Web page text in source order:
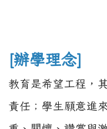
[辦學理念]
教育是希望工程，
責任；學生願意進